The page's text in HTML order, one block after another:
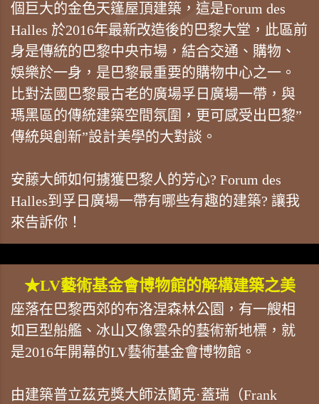
個巨大的金色天篷屋頂建築，這是Forum des
Halles 於2016年最新改造後的巴黎大堂，此區前
身是傳統的巴黎中央市場，結合交通、購物、
娛樂於一身，是巴黎最重要的購物中心之一。
比對法國巴黎最古老的廣場孚日廣場一帶，與
瑪黑區的傳統建築空間氛圍，更可感受出巴黎”
傳統與創新”設計美學的大對談。
安藤大師如何擄獲巴黎人的芳心? Forum des
Halles到孚日廣場一帶有哪些有趣的建築? 讓我
來告訴你！
★LV藝術基金會博物館的解構建築之美
座落在巴黎西郊的布洛涅森林公園，有一艘相
如巨型船艦、冰山又像雲朵的藝術新地標，就
是2016年開幕的LV藝術基金會博物館。
由建築普立茲克獎大師法蘭克·蓋瑞（Frank